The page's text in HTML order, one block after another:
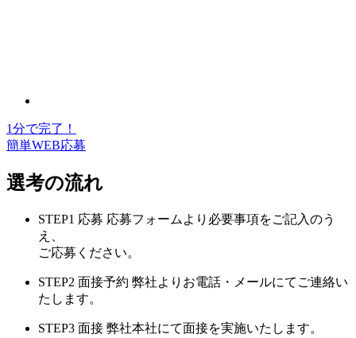
1分で完了！
簡単WEB応募
選考の流れ
STEP1 応募 応募フォームより必要事項をご記入のう
え、
ご応募ください。
STEP2 面接予約 弊社よりお電話・メールにてご連絡い
たします。
STEP3 面接 弊社本社にて面接を実施いたします。